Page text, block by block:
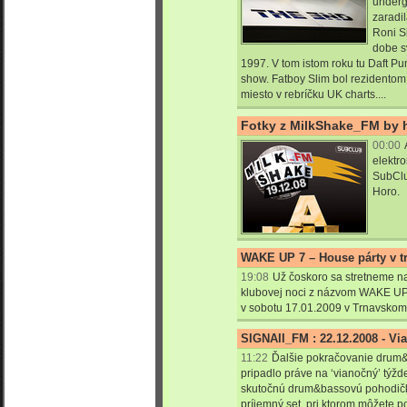
Roni
dobe
1997. V tom istom roku tu Daft
show. Fatboy Slim bol
miesto v rebríčku UK charts....
Fotky z MilkShake_FM by
00:00
Horo.
WAKE UP 7 – House párty v
19:08 Už čoskoro sa stretneme
klubovej noci z názvom WAKE
v sobotu 17.01.2009 v
SIGNAII_FM : 22.12.2008 -
11:22 Ďalšie pokračovanie
pripadlo práve na ‘vianočný’
skutočnú drum&bassovú
príjemný set, pri ktorom môžete